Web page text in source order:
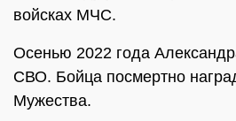
войсках МЧС.
Осенью 2022 года
СВО. Бойца посмертно
Мужества.